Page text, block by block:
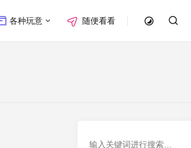
各种玩意 随便看看